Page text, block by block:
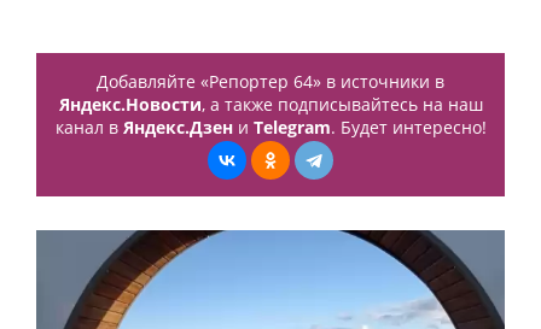
Добавляйте «Репортер 64» в источники в
Яндекс.Новости, а также подписывайтесь на наш
канал в Яндекс.Дзени Telegram. Будет интересно!